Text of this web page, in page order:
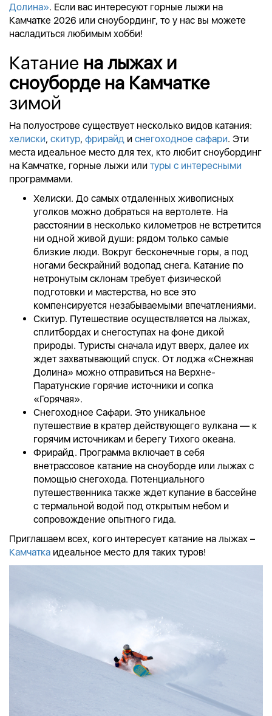
Долина». Если вас интересуют горные лыжи на
Камчатке 2026 или сноубординг, то у нас вы можете
насладиться любимым хобби!
Катание на лыжах и
сноуборде на Камчатке
зимой
На полуострове существует несколько видов катания:
хелиски, скитур, фрирайд и снегоходное сафари. Эти
места идеальное место для тех, кто любит сноубординг
на Камчатке, горные лыжи или туры с интересными
программами.
Хелиски. До самых отдаленных живописных
уголков можно добраться на вертолете. На
расстоянии в несколько километров не встретится
ни одной живой души: рядом только самые
близкие люди. Вокруг бесконечные горы, а под
ногами бескрайний водопад снега. Катание по
нетронутым склонам требует физической
подготовки и мастерства, но все это
компенсируется незабываемыми впечатлениями.
Скитур. Путешествие осуществляется на лыжах,
сплитбордах и снегоступах на фоне дикой
природы. Туристы сначала идут вверх, далее их
ждет захватывающий спуск. От лоджа «Снежная
Долина» можно отправиться на Верхне-
Паратунские горячие источники и сопка
«Горячая».
Снегоходное Сафари. Это уникальное
путешествие в кратер действующего вулкана — к
горячим источникам и берегу Тихого океана.
Фрирайд. Программа включает в себя
внетрассовое катание на сноуборде или лыжах с
помощью снегохода. Потенциального
путешественника также ждет купание в бассейне
с термальной водой под открытым небом и
сопровождение опытного гида.
Приглашаем всех, кого интересует катание на лыжах –
Камчатка идеальное место для таких туров!